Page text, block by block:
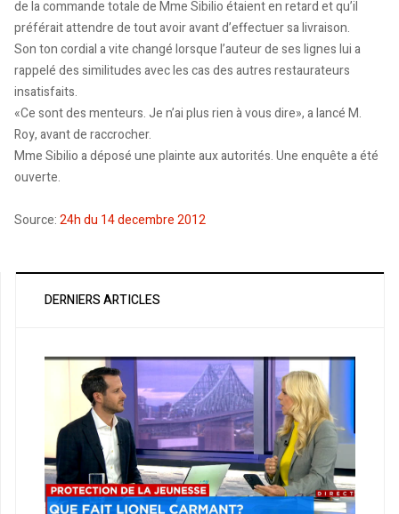
de la commande totale de Mme Sibilio étaient en retard et qu’il
préférait attendre de tout avoir avant d’effectuer sa livraison.
Son ton cordial a vite changé lorsque l’auteur de ses lignes lui a
rappelé des similitudes avec les cas des autres restaurateurs
insatisfaits.
«Ce sont des menteurs. Je n’ai plus rien à vous dire», a lancé M.
Roy, avant de raccrocher.
Mme Sibilio a déposé une plainte aux autorités. Une enquête a été
ouverte.
Source:24h du 14 decembre 2012
DERNIERS ARTICLES